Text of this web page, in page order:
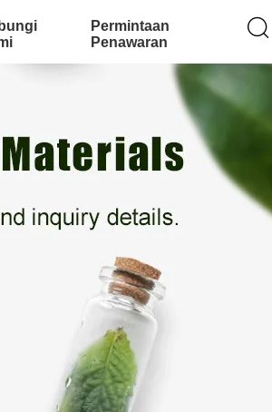
Permintaan
Penawaran